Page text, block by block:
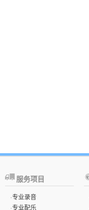
服务项目
·专业录音
·专业配乐